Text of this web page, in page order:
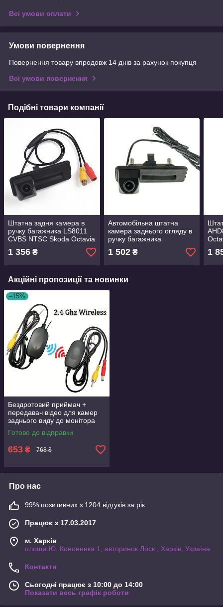
Всі умови оплати
Умови повернення
Повернення товару впродовж 14 днів за рахунок покупця
Всі умови повернення
Подібні товари компанії
Штатна задня камера в
ручку багажника LS8011
CVBS NTSC Skoda Octavia
Fabia 2 Roomster Audi
1 356 ₴
Автомобільна штатна
камера заднього огляду в
ручку багажника
CYCLONE SRC-02 Skoda
Fabia Octavia Yeti Audi
1 502₴ 1
Акційні пропозиції та новинки
–15%
Бездротовий приймач +
передавач відео для камер
заднього виду до монітора
для легкових машин 12В
Готово до відправки
653 ₴ 768 ₴
Про нас
99% позитивних з 1204 відгуків за рік
Працює з 17.03.2017
м. Харків
площа Ю. Кононенка 1, авторинок Лоск., Харків, Україна
Контакти
Сьогодні працює з 10:00 до 14:00
Показати весь графік роботи